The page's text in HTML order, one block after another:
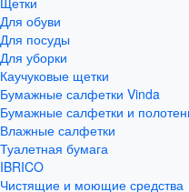
Для обуви
Для посуды
Для уборки
Каучуковые щетки
Бумажные салфетки Vinda
Бумажные салфетки и
Влажные салфетки
Туалетная бумага
IBRICO
Чистящие и моющие средства